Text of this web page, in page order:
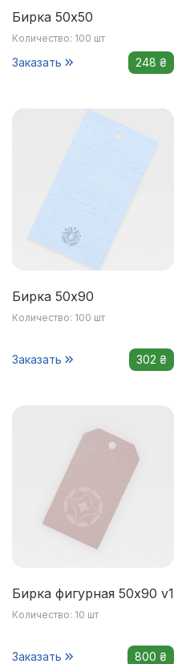
Бирка 50х50
Количество: 100 шт
Заказать 248 ₴
Бирка 50х90
Количество: 100 шт
Заказать 302 ₴
Бирка фигурная 50x90 v1
Количество: 10 шт
Заказать 800 ₴